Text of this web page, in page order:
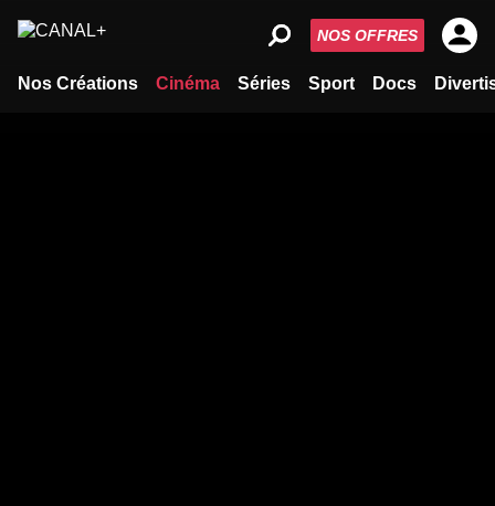
Nos Créations Cinéma Séries Sport Docs
NOS OFFRES